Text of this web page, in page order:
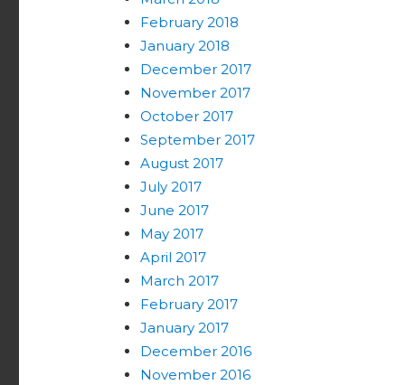
February 2018
January 2018
December 2017
November 2017
October 2017
September 2017
August 2017
July 2017
June 2017
May 2017
April 2017
March 2017
February 2017
January 2017
December 2016
November 2016